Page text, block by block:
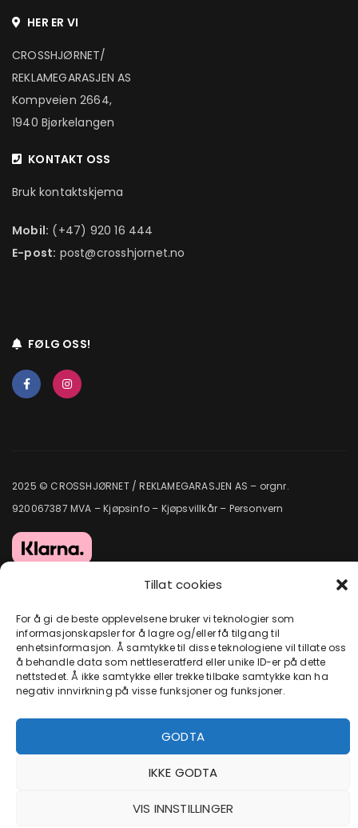
Tillat cookies
For å gi de beste opplevelsene bruker vi teknologier som
informasjonskapsler for å lagre og/eller få tilgang til
enhetsinformasjon. Å samtykke til disse teknologiene vil tillate oss
å behandle data som nettleseratferd eller unike ID-er på dette
nettstedet. Å ikke samtykke eller trekke tilbake samtykke kan ha
negativ innvirkning på visse funksjoner og funksjoner.
GODTA
IKKE GODTA
VIS INNSTILLINGER
HER ER VI
CROSSHJØRNET/
REKLAMEGARASJEN AS
Kompveien 2664,
1940 Bjørkelangen
KONTAKT OSS
Bruk kontaktskjema
Mobil: (+47) 920 16 444
E-post: post@crosshjornet.no
FØLG OSS!
2025 © CROSSHJØRNET / REKLAMEGARASJEN AS – orgnr.
920067387 MVA –Kjøpsinfo – Kjøpsvillkår – Personvern